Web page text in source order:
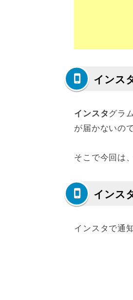
インス
インスタグラ
が届かないの
そこで今回は
インス
インスタで通